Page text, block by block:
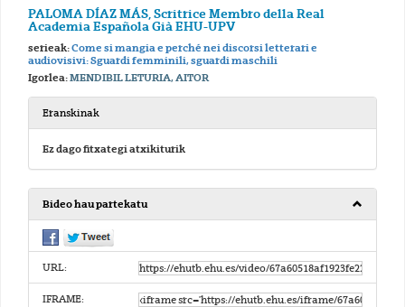
PALOMA DÍAZ MÁS, Scritrice Membro della Real
Academia Española Già EHU-UPV
serieak:Come si mangia e perché nei discorsi letterari e
audiovisivi: Sguardi femminili, sguardi maschili
Igorlea:MENDIBIL LETURIA, AITOR
Eranskinak
Ez dago fitxategi atxikiturik
Bideo hau partekatu
URL:
IFRAME: